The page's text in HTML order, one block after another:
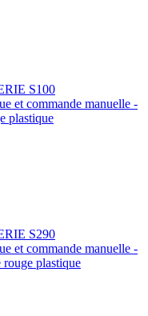
S100
et commande manuelle -
plastique
S290
et commande manuelle -
plastique